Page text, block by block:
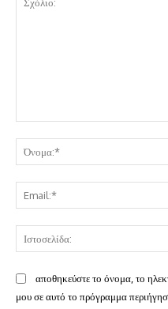
αποθηκεύστε το όνομα, το
μου σε αυτό το πρόγραμμα